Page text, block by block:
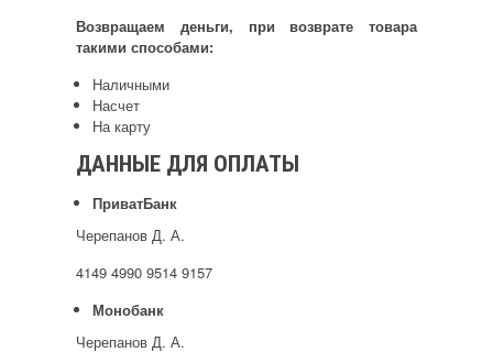
Возвращаем деньги, при возврате товара
такими способами:
Наличными
Насчет
На карту
ДАННЫЕ ДЛЯ ОПЛАТЫ
ПриватБанк
Черепанов Д. А.
4149 4990 9514 9157
Монобанк
Черепанов Д. А.